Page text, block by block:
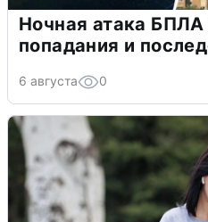
Ночная атака БПЛА
попадания и
6 августа 0